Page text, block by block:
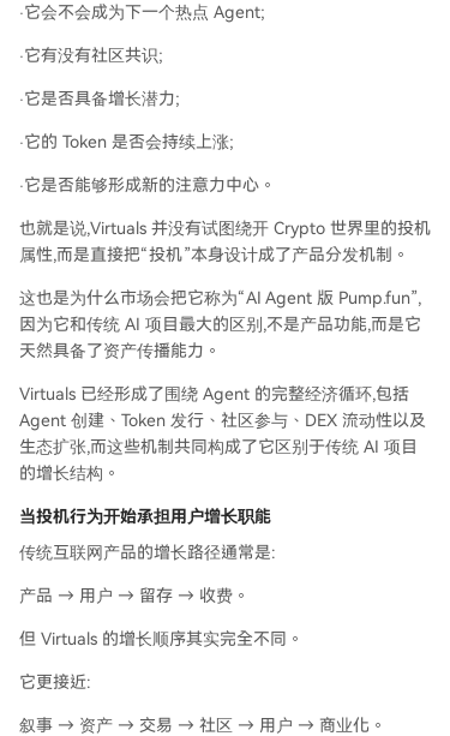
·它会不会成为下一个热点 Agent;
·它有没有社区共识;
·它是否具备增长潜力;
·它的 Token 是否会持续上涨;
·它是否能够形成新的注意力中心。
也就是说,Virtuals 并没有试图绕开 Crypto 世界里的投机
属性,而是直接把“投机”本身设计成了产品分发机制。
这也是为什么市场会把它称为“AI Agent 版 Pump.fun”,
因为它和传统 AI 项目最大的区别,不是产品功能,而是它
天然具备了资产传播能力。
Virtuals 已经形成了围绕 Agent 的完整经济循环,包括
Agent 创建、Token 发行、社区参与、DEX 流动性以及
生态扩张,而这些机制共同构成了它区别于传统 AI 项目
的增长结构。
当投机行为开始承担用户增长职能
传统互联网产品的增长路径通常是:
产品 → 用户 → 留存 → 收费。
但 Virtuals 的增长顺序其实完全不同。
它更接近:
叙事 → 资产 → 交易 → 社区 → 用户 → 商业化。